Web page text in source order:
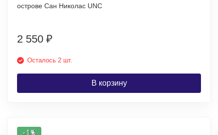
острове Сан Николас UNC
2 550 ₽
Осталось 2 шт.
В корзину
- 1 %